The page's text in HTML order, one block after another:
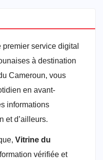
premier service digital
à destination
Cameroun, vous
en avant-
informations
et d’ailleurs.
Vitrine du
vérifiée et